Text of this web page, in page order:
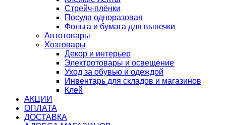
Стрейч-плёнки
Посуда одноразовая
Фольга и бумага для выпечки
Автотовары
Хозтовары
Декор и интерьер
Электротовары и освещение
Уход за обувью и одеждой
Инвентарь для складов и магазинов
Клей
АКЦИИ
ОПЛАТА
ДОСТАВКА